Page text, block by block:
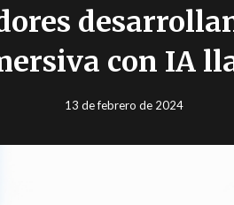
con IA
13 de febrero de 2024